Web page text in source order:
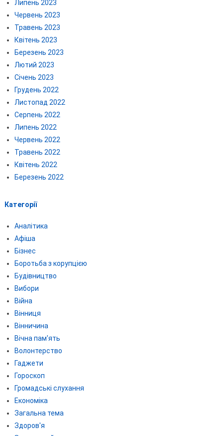
Липень 2023
Червень 2023
Травень 2023
Квітень 2023
Березень 2023
Лютий 2023
Січень 2023
Грудень 2022
Листопад 2022
Серпень 2022
Липень 2022
Червень 2022
Травень 2022
Квітень 2022
Березень 2022
Категорії
Аналітика
Афіша
Бізнес
Боротьба з корупцією
Будівництво
Вибори
Війна
Вінниця
Вінничина
Вічна пам'ять
Волонтерство
Гаджети
Гороскоп
Громадські слухання
Економіка
Загальна тема
Здоров'я